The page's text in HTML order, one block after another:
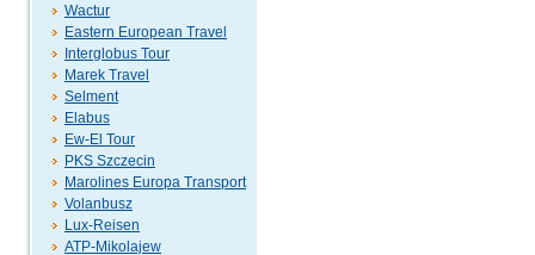
Wactur
Eastern European Travel
Interglobus Tour
Marek Travel
Selment
Elabus
Ew-El Tour
PKS Szczecin
Marolines Europa Transport
Volanbusz
Lux-Reisen
ATP-Mikolajew